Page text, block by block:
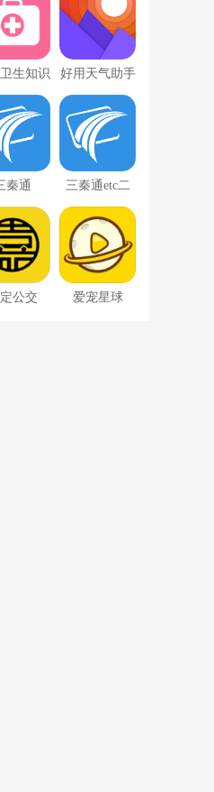
v1.0
生知识
官方
好用天气助手
秦通 三秦通etc二
次激活
公交 爱宠星球